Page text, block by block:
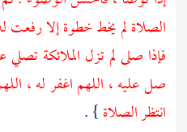
الصلاة لم يخط خطوة إلا
فإذا صلى لم تزل الملائكة
صل عليه ، اللهم اغفر له ،
انتظر الصلاة} .